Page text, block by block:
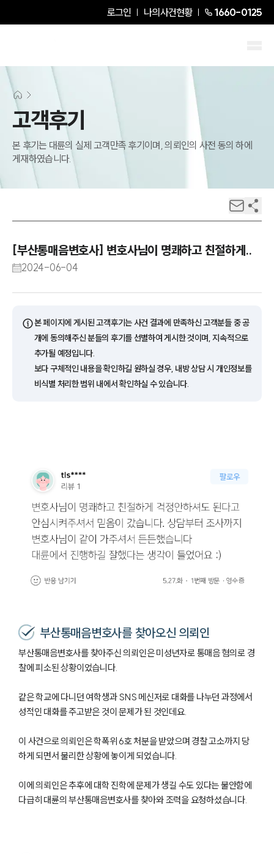
로그인 나의사건현황 1660-0125
고객후기
본 후기는 대륜의 실제 고객만족 후기이며, 의뢰인의 사전 동의 하에
게재하였습니다.
[부산통매음변호사] 변호사님이 명쾌하고 친절하게..
2024-06-04
ⓘ본 페이지에 게시된 고객후기는 사건 결과에 만족하신 고객분들 중 공
개에 동의해주신 분들의 후기를 선별하여 게시한 것이며, 지속적으로
추가될 예정입니다.
보다 구체적인 내용을 확인하길 원하실 경우, 내방 상담 시 개인정보를
비식별 처리한 범위 내에서 확인하실 수 있습니다.
부산통매음변호사를 찾아오신 의뢰인
부산통매음변호사를 찾아주신 의뢰인은 미성년자로 통매음 혐의로 경
찰에 피소된 상황이었습니다.
같은 학교에 다니던 여학생과 SNS 메신저로 대화를 나누던 과정에서
성적인 대화를 주고받은 것이 문제가 된 것인데요.
이 사건으로 의뢰인은 학폭위 6호 처분을 받았으며 경찰 고소까지 당
하게 되면서 불리한 상황에 놓이게 되었습니다.
이에 의뢰인은 추후에 대학 진학에 문제가 생길 수도 있다는 불안함에
다급히 대륜의 부산통매음변호사를 찾아와 조력을 요청하셨습니다.